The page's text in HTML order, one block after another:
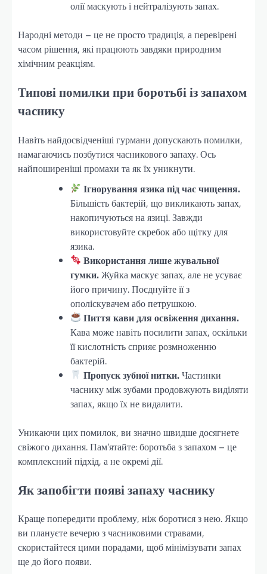
олії маскують і нейтралізують запах.
Народні методи – це не просто традиція, а перевірені
часом рішення, які працюють завдяки природним
хімічним реакціям.
Типові помилки при боротьбі із запахом
часнику
Навіть найдосвідченіші гурмани допускають помилки,
намагаючись позбутися часникового запаху. Ось
найпоширеніші промахи та як їх уникнути.
Ігнорування язика під час чищення.
Більшість бактерій, що викликають запах,
накопичуються на язиці. Завжди
використовуйте скребок або щітку для
язика.
Використання лише жувальної
гумки.Жуйка маскує запах, але не усуває
його причину. Поєднуйте її з
ополіскувачем або петрушкою.
Пиття кави для освіження дихання.
Кава може навіть посилити запах, оскільки
її кислотність сприяє розмноженню
бактерій.
Пропуск зубної нитки.Частинки
часнику між зубами продовжують виділяти
запах, якщо їх не видалити.
Уникаючи цих помилок, ви значно швидше досягнете
свіжого дихання. Пам’ятайте: боротьба з запахом – це
комплексний підхід, а не окремі дії.
Як запобігти появі запаху часнику
Краще попередити проблему, ніж боротися з нею. Якщо
ви плануєте вечерю з часниковими стравами,
скористайтеся цими порадами, щоб мінімізувати запах
ще до його появи.